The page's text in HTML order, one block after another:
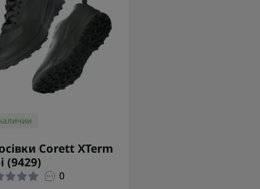
Corett XTerm
(9429)
0